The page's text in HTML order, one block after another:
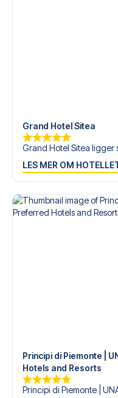
Grand Hotel Sitea
Grand Hotel Sitea ligger
LES MER OM
Principi di Piemonte |
Hotels and Resorts
Principi di Piemonte |